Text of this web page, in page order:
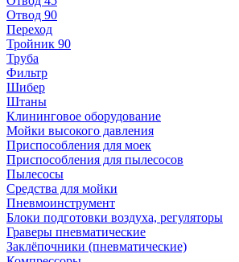
Отвод 90
Переход
Тройник 90
Труба
Фильтр
Шибер
Штаны
Клининговое оборудование
Мойки высокого давления
Приспособления для моек
Приспособления для пылесосов
Пылесосы
Средства для мойки
Пневмоинструмент
Блоки подготовки воздуха, регуляторы
Граверы пневматические
Заклёпочники (пневматические)